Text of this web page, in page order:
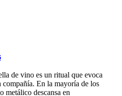
de vino es un ritual que evoca
compañía. En la mayoría de los
metálico descansa en